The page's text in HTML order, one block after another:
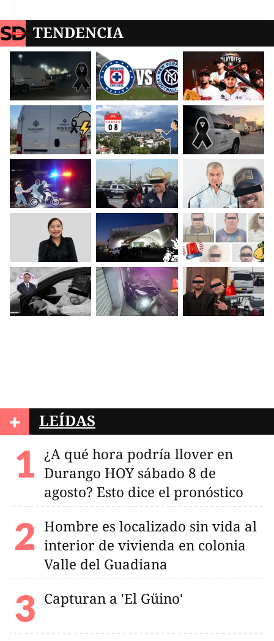
TENDENCIA
+ LEÍDAS
¿A qué hora podría llover en
Durango HOY sábado 8 de
agosto? Esto dice el pronóstico
Hombre es localizado sin vida al
interior de vivienda en colonia
Valle del Guadiana
Capturan a 'El Güino'